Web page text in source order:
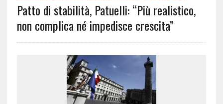
Patto di stabilità, Patuelli: “Più realistico,
non complica né impedisce crescita”